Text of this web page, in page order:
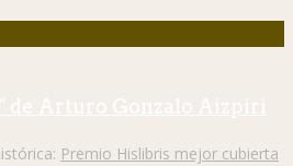
de Arturo Gonzalo Aizpiri
Premio Hislibris mejor cubierta